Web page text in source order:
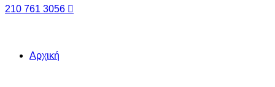
210 761 3056
Αρχική